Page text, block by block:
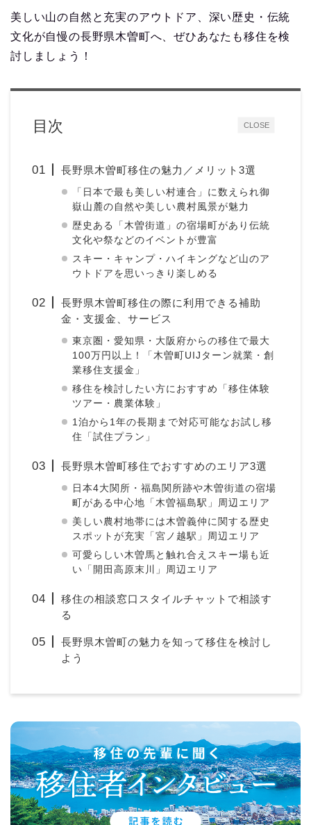
美しい山の自然と充実のアウトドア、深い歴史・伝統
文化が自慢の長野県木曽町へ、ぜひあなたも移住を検
討しましょう！
CLOSE
目次
長野県木曽町移住の魅力／メリット3選
「日本で最も美しい村連合」に数えられ御
嶽山麓の自然や美しい農村風景が魅力
歴史ある「木曽街道」の宿場町があり伝統
文化や祭などのイベントが豊富
スキー・キャンプ・ハイキングなど山のア
ウトドアを思いっきり楽しめる
長野県木曽町移住の際に利用できる補助
金・支援金、サービス
東京圏・愛知県・大阪府からの移住で最大
100万円以上！「木曽町UIJターン就業・創
業移住支援金」
移住を検討したい方におすすめ「移住体験
ツアー・農業体験」
1泊から1年の長期まで対応可能なお試し移
住「試住プラン」
長野県木曽町移住でおすすめのエリア3選
日本4大関所・福島関所跡や木曽街道の宿場
町がある中心地「木曽福島駅」周辺エリア
美しい農村地帯には木曽義仲に関する歴史
スポットが充実「宮ノ越駅」周辺エリア
可愛らしい木曽馬と触れ合えスキー場も近
い「開田高原末川」周辺エリア
移住の相談窓口スタイルチャットで相談す
る
長野県木曽町の魅力を知って移住を検討し
よう